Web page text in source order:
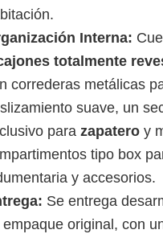
Interna:
totalmente
correderas metálicas
suave, un
parazapatero y
tipo box
y accesorios.
Se entrega
empaque original, con